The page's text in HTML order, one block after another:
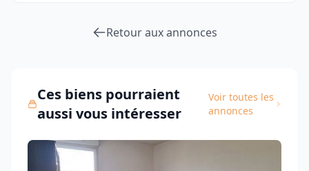
Retour aux annonces
Ces biens pourraient
aussi vous intéresser
Voir toutes les
annonces